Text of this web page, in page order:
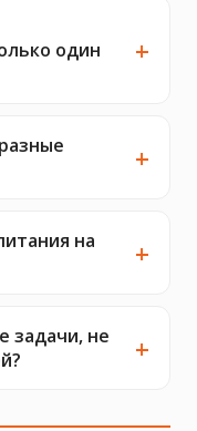
один
на
задачи, не